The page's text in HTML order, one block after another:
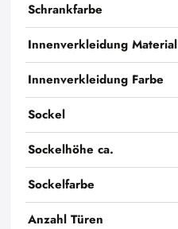
Schrankfarbe
Innenverkleidung Material
Innenverkleidung Farbe
Sockel
Sockelhöhe ca.
Sockelfarbe
Anzahl Türen